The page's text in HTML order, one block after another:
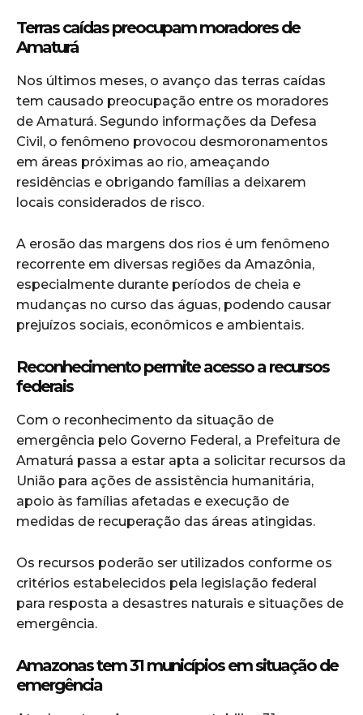
Terras caídas preocupam moradores de
Amaturá
Nos últimos meses, o avanço das terras caídas
tem causado preocupação entre os moradores
de Amaturá. Segundo informações da Defesa
Civil, o fenômeno provocou desmoronamentos
em áreas próximas ao rio, ameaçando
residências e obrigando famílias a deixarem
locais considerados de risco.
A erosão das margens dos rios é um fenômeno
recorrente em diversas regiões da Amazônia,
especialmente durante períodos de cheia e
mudanças no curso das águas, podendo causar
prejuízos sociais, econômicos e ambientais.
Reconhecimento permite acesso a recursos
federais
Com o reconhecimento da situação de
emergência pelo Governo Federal, a Prefeitura de
Amaturá passa a estar apta a solicitar recursos da
União para ações de assistência humanitária,
apoio às famílias afetadas e execução de
medidas de recuperação das áreas atingidas.
Os recursos poderão ser utilizados conforme os
critérios estabelecidos pela legislação federal
para resposta a desastres naturais e situações de
emergência.
Amazonas tem 31 municípios em situação de
emergência